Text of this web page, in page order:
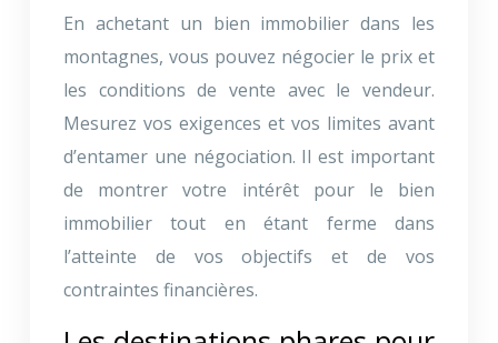
En achetant un bien immobilier dans les
montagnes, vous pouvez négocier le prix et
les conditions de vente avec le vendeur.
Mesurez vos exigences et vos limites avant
d’entamer une négociation. Il est important
de montrer votre intérêt pour le bien
immobilier tout en étant ferme dans
l’atteinte de vos objectifs et de vos
contraintes financières.